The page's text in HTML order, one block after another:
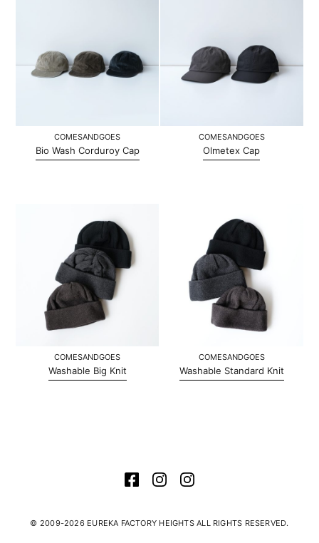
COMESANDGOES
Bio Wash Corduroy Cap
COMESANDGOES
Olmetex Cap
COMESANDGOES
Washable Big Knit
COMESANDGOES
Washable Standard Knit
© 2009-2026 EUREKA FACTORY HEIGHTS ALL RIGHTS RESERVED.